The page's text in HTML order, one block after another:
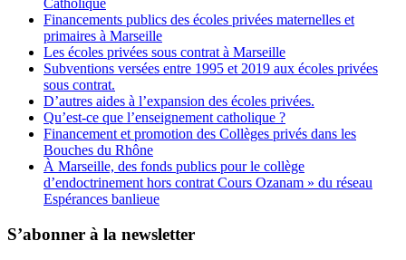
Catholique
Financements publics des écoles privées maternelles et
primaires à Marseille
Les écoles privées sous contrat à Marseille
Subventions versées entre 1995 et 2019 aux écoles privées
sous contrat.
D’autres aides à l’expansion des écoles privées.
Qu’est-ce que l’enseignement catholique ?
Financement et promotion des Collèges privés dans les
Bouches du Rhône
À Marseille, des fonds publics pour le collège
d’endoctrinement hors contrat Cours Ozanam » du réseau
Espérances banlieue
S’abonner à la newsletter